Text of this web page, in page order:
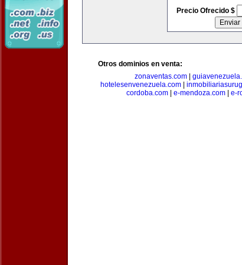
Precio Ofrecido $
Otros dominios en venta:
zonaventas.com|
hotelesenvenezuela.com
cordoba.com| e-mendoza.com| e-